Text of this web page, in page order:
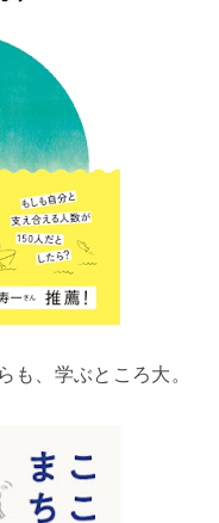
も、学ぶところ大。